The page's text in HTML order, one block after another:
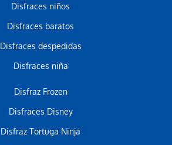
Disfraces niños
Disfraces baratos
Disfraces despedidas
Disfraces niña
Disfraz Frozen
Disfraces Disney
Disfraz Tortuga Ninja